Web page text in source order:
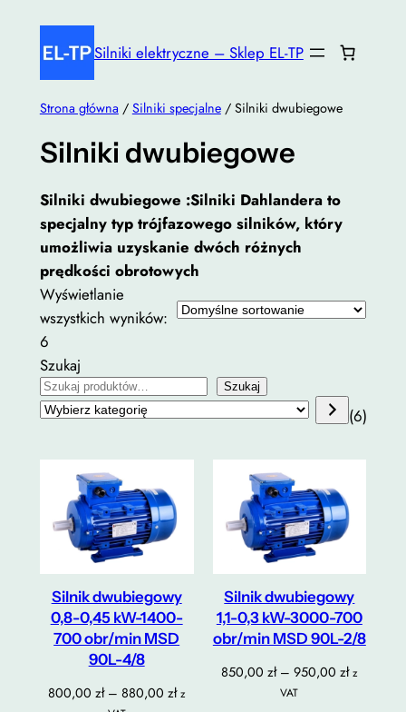
Silniki elektryczne – Sklep EL-TP
Strona główna / Silniki specjalne/ Silniki dwubiegowe
Silniki dwubiegowe
Silniki dwubiegowe :Silniki Dahlandera to
specjalny typ trójfazowego silników, który
umożliwia uzyskanie dwóch różnych
prędkości obrotowych
Wyświetlanie
wszystkich wyników:
6
Szukaj
Szukaj
Wybierz
(6)
Silnik dwubiegowy
0,8-0,45 kW-1400-
700 obr/min MSD
90L-4/8
800,00 zł – 880,00 złZakres
z
Silnik dwubiegowy
1,1-0,3 kW-3000-700
obr/min MSD 90L-2/8
850,00 zł – 950,00 złZakres
z
VAT